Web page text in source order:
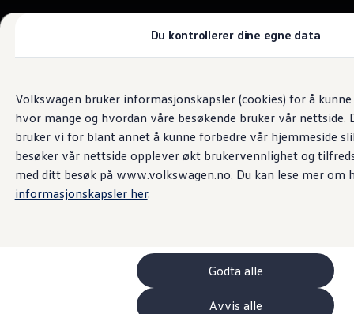
Du kontrollerer dine egne data
Volkswagen bruker informasjonskapsler (cookies) for å
hvor mange og hvordan våre besøkende bruker vår nettside.
bruker vi for blant annet å kunne forbedre vår hjemmeside
besøker vår nettside opplever økt brukervennlighet og
med ditt besøk på www.volkswagen.no. Du kan lese mer om
informasjonskapsler her.
Godta alle
Avvis alle
hovedinnhold
til
footer
ID. Buzz GTX Lang Varebil
Kampanjer
ID. Polo
ID.3
ID.3 Neo
ID.4
ID.7 Tourer
Våre varebiler
Prislister
Frydenbø Bil Stryn
4.9|182 kundeanmeldelser